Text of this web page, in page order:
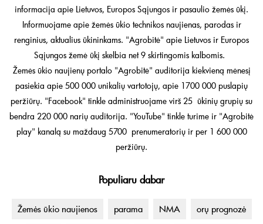
informacija apie Lietuvos, Europos Sąjungos ir pasaulio žemės ūkį.
Informuojame apie žemės ūkio technikos naujienas, parodas ir
renginius, aktualius ūkininkams. "Agrobitė" apie Lietuvos ir Europos
Sąjungos žemė ūkį skelbia net 9 skirtingomis kalbomis.
Žemės ūkio naujienų portalo "Agrobitė" auditorija kiekvieną mėnesį
pasiekia apie 500 000 unikalių vartotojų, apie 1700 000 puslapių
peržiūrų. "Facebook" tinkle administruojame virš 25 ūkinių grupių su
bendra 220 000 narių auditorija. "YouTube" tinkle turime ir "Agrobitė
play" kanalą su maždaug 5700 prenumeratorių ir per 1 600 000
peržiūrų.
Populiaru dabar
Žemės ūkio naujienos parama NMA orų prognozė